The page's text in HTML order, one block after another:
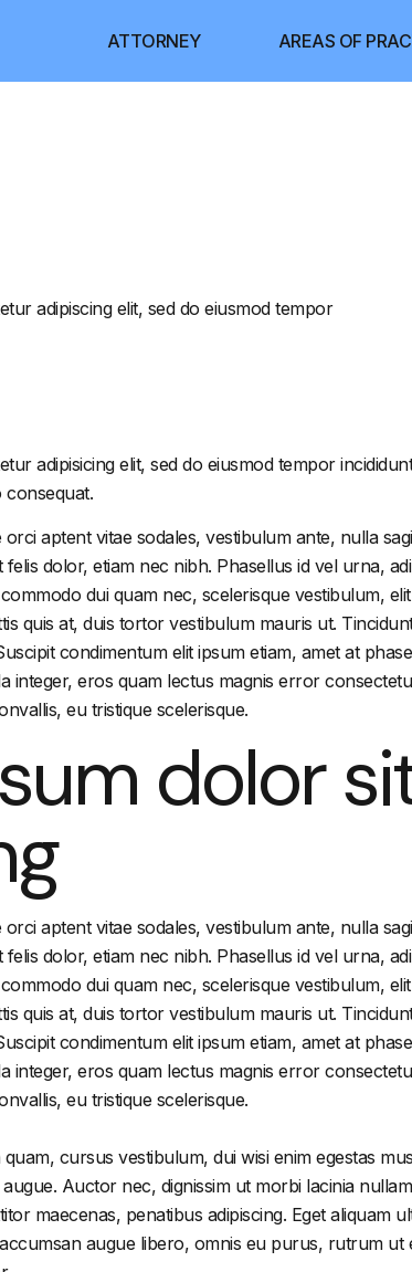
ATTORNEY AREAS OF
adipiscing elit, sed do eiusmod tempor
adipisicing elit, sed do eiusmod tempor
consequat.
aptent vitae sodales, vestibulum ante, nulla
dolor, etiam nec nibh. Phasellus id vel urna,
dui quam nec, scelerisque vestibulum,
quis at, duis tortor vestibulum mauris ut.
condimentum elit ipsum etiam, amet at
integer, eros quam lectus magnis error
eu tristique scelerisque.
dolor
aptent vitae sodales, vestibulum ante, nulla
dolor, etiam nec nibh. Phasellus id vel urna,
dui quam nec, scelerisque vestibulum,
quis at, duis tortor vestibulum mauris ut.
condimentum elit ipsum etiam, amet at
integer, eros quam lectus magnis error
eu tristique scelerisque.
cursus vestibulum, dui wisi enim egestas
Auctor nec, dignissim ut morbi lacinia
maecenas, penatibus adipiscing. Eget
augue libero, omnis eu purus, rutrum